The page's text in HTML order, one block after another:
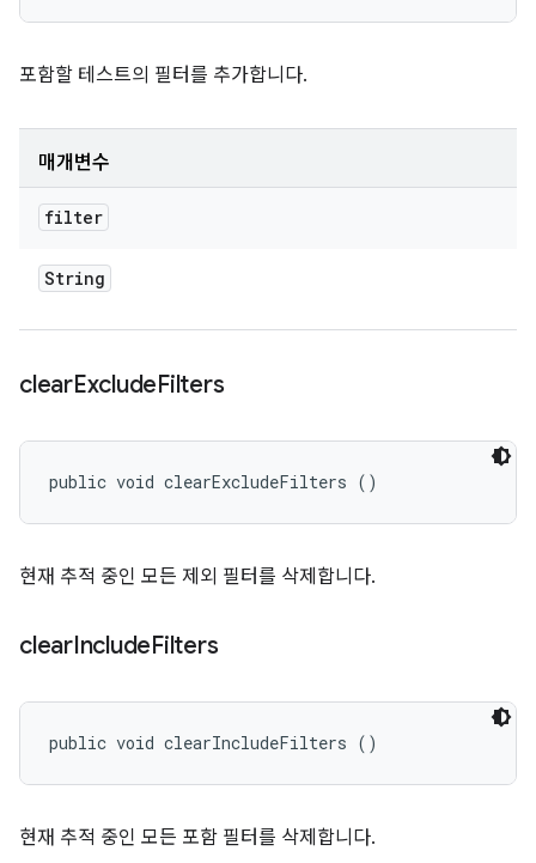
포함할 테스트의 필터를 추가합니다.
매개변수
filter
String
clearExcludeFilters
public void clearExcludeFilters ()
현재 추적 중인 모든 제외 필터를 삭제합니다.
clearIncludeFilters
public void clearIncludeFilters ()
현재 추적 중인 모든 포함 필터를 삭제합니다.